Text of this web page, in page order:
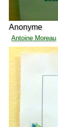
Anonyme
Antoine Moreau